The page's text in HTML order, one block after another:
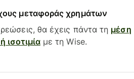
μεταφοράς χρημάτων
θα έχεις πάντα τη μέση
ισοτιμίαμε τη Wise.